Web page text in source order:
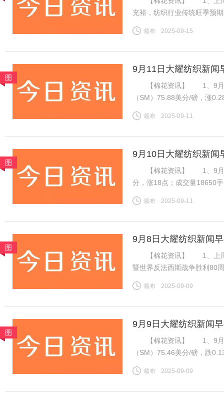
充裕，纺织行业传统旺季预
良好，新疆新棉吐絮率近
领布 2025-09-15
图
9月11日大耀纺织新闻
【棉花资讯】 1、9月10
（SM）75.88美分/磅，涨
磅，涨0.28美分/磅，折一般
领布 2025-09-11
图
9月10日大耀纺织新闻
【棉花资讯】 1、9月8
分，涨18点；成交量18650
增，对金融市场有非常重要
领布 2025-09-11
图
9月8日大耀纺织新闻
【棉花资讯】 1、上周国
暨世界反法西斯战争胜利80
不足，因此周内郑棉维持震
领布 2025-09-09
图
9月9日大耀纺织新闻
【棉花资讯】 1、9月8
（SM）75.46美分/磅，跌
磅，跌0.13美分/磅，折一般
领布 2025-09-09